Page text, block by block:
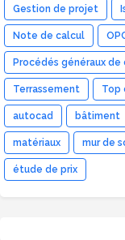
Gestion de projet
Note de calcul
Procédés généraux
Terrassement Top
autocad bâtiment
matériaux mur de
étude de prix